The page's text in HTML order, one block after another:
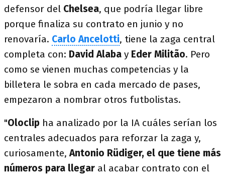
defensor del Chelsea, que podría llegar libre
porque finaliza su contrato en junio y no
renovaría. Carlo Ancelotti, tiene la zaga central
completa con: David Alaba y Eder Militão. Pero
como se vienen muchas competencias y la
billetera le sobra en cada mercado de pases,
empezaron a nombrar otros futbolistas.
"Oloclip ha analizado por la IA cuáles serían los
centrales adecuados para reforzar la zaga y,
curiosamente,Antonio Rüdiger, el que tiene más
números para llegar al acabar contrato con el